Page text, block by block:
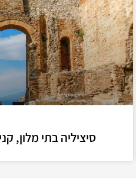
סיציליה בתי מלון,